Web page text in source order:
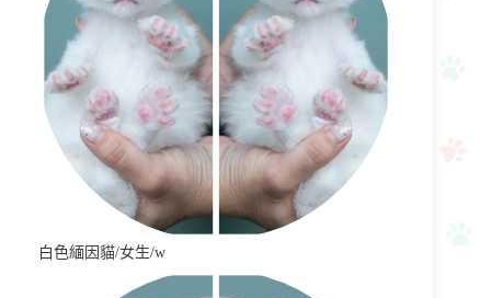
白色緬因貓/女生/w